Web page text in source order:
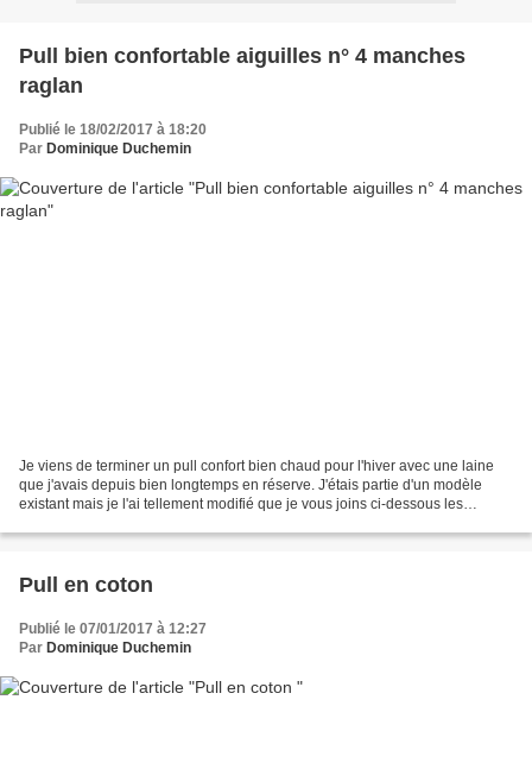
Pull bien confortable aiguilles n° 4 manches
raglan
Publié le 18/02/2017 à 18:20
Par Dominique Duchemin
Je viens de terminer un pull confort bien chaud pour l'hiver avec une laine
que j'avais depuis bien longtemps en réserve. J'étais partie d'un modèle
existant mais je l'ai tellement modifié que je vous joins ci-dessous les
Pull en coton
Publié le 07/01/2017 à 12:27
Par Dominique Duchemin